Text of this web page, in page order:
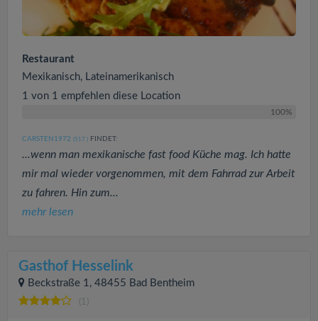
Restaurant
Mexikanisch, Lateinamerikanisch
1 von 1 empfehlen diese Location
100%
CARSTEN1972 (517 ) FINDET:
...wenn man mexikanische fast food Küche mag. Ich hatte
mir mal wieder vorgenommen, mit dem Fahrrad zur Arbeit
zu fahren. Hin zum...
mehr lesen
Gasthof Hesselink
Beckstraße 1, 48455 Bad Bentheim